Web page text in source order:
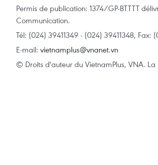
Permis de publication: 1374/GP-BTTTT
Communication.
Tél: (024) 39411349 - (024) 39411348, Fax:
E-mail: vietnamplus@vnanet.vn
© Droits d'auteur du VietnamPlus, VNA.